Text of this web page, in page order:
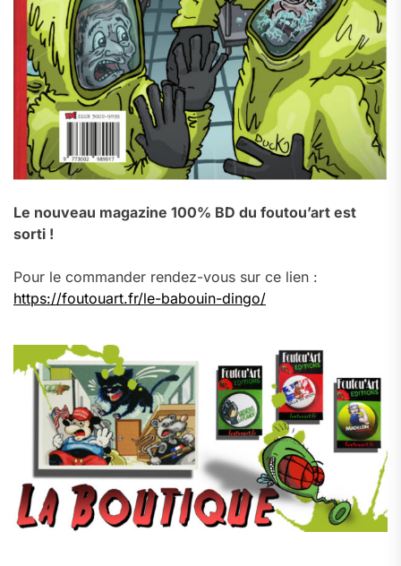
Le nouveau magazine 100% BD du foutou’art est
sorti !
Pour le commander rendez-vous sur ce lien :
https://foutouart.fr/le-babouin-dingo/